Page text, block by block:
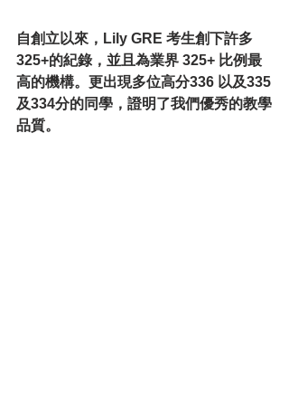
自創立以來，Lily GRE 考生創下許多
325+的紀錄，並且為業界 325+ 比例最
高的機構。更出現多位高分336 以及335
及334分的同學，證明了我們優秀的教學
品質。